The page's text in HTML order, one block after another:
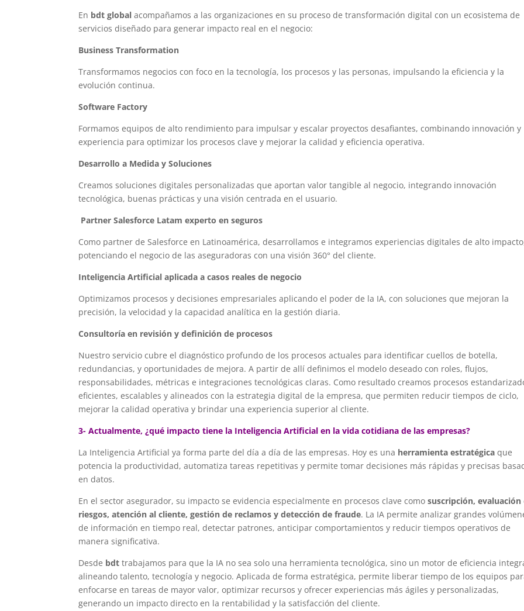
En bdt globalacompañamos a las organizaciones en su proceso de transformación digital con un ecosistema de
servicios diseñado para generar impacto real en el negocio:
Business Transformation
Transformamos negocios con foco en la tecnología, los procesos y las personas, impulsando la eficiencia y la
evolución continua.
Software Factory
Formamos equipos de alto rendimiento para impulsar y escalar proyectos desafiantes, combinando innovación y
experiencia para optimizar los procesos clave y mejorar la calidad y eficiencia operativa.
Desarrollo a Medida y Soluciones
Creamos soluciones digitales personalizadas que aportan valor tangible al negocio, integrando innovación
tecnológica, buenas prácticas y una visión centrada en el usuario.
Partner Salesforce Latam experto en seguros
Como partner de Salesforce en Latinoamérica, desarrollamos e integramos experiencias digitales de alto
potenciando el negocio de las aseguradoras con una visión 360° del cliente.
Inteligencia Artificial aplicada a casos reales de negocio
Optimizamos procesos y decisiones empresariales aplicando el poder de la IA, con soluciones que mejoran la
precisión, la velocidad y la capacidad analítica en la gestión diaria.
Consultoría en revisión y definición de procesos
Nuestro servicio cubre el diagnóstico profundo de los procesos actuales para identificar cuellos de botella,
redundancias, y oportunidades de mejora. A partir de allí definimos el modelo deseado con roles, flujos,
responsabilidades, métricas e integraciones tecnológicas claras. Como resultado creamos procesos
eficientes, escalables y alineados con la estrategia digital de la empresa, que permiten reducir tiempos de ciclo,
mejorar la calidad operativa y brindar una experiencia superior al cliente.
3- Actualmente, ¿qué impacto tiene la Inteligencia Artificial en la vida cotidiana de las empresas?
La Inteligencia Artificial ya forma parte del día a día de las empresas. Hoy es una herramienta estratégica que
potencia la productividad, automatiza tareas repetitivas y permite tomar decisiones más rápidas y precisas
en datos.
En el sector asegurador, su impacto se evidencia especialmente en procesos clave comosuscripción, evaluación
riesgos, atención al cliente, gestión de reclamos y detección de fraude. La IA permite analizar grandes
de información en tiempo real, detectar patrones, anticipar comportamientos y reducir tiempos operativos de
manera significativa.
Desde bdt trabajamos para que la IA no sea solo una herramienta tecnológica, sino un motor de eficiencia
alineando talento, tecnología y negocio. Aplicada de forma estratégica, permite liberar tiempo de los equipos
enfocarse en tareas de mayor valor, optimizar recursos y ofrecer experiencias más ágiles y personalizadas,
generando un impacto directo en la rentabilidad y la satisfacción del cliente.